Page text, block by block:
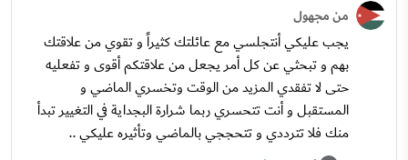
من مجهول
يجب عليكي أنتجلسي مع عائلتك كثيراً و تقوي من علاقتك
بهم و تبحثي عن كل أمر يجعل من علاقتكم أقوى و تفعليه
حتى لا تفقدي المزيد من الوقت وتخسري الماضي و
المستقبل و أنت تتحسري ربما شرارة البجداية في التغيير تبدأ
منك فلا تترددي و تتحججي بالماضي وتأثيره عليكي ..